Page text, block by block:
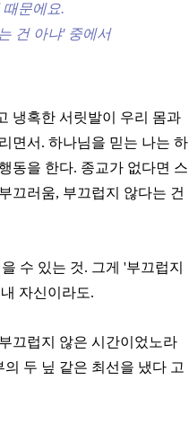
때문에요.
건 아냐' 중에서
냉혹한 서릿발이 우리 몸과
면서. 하나님을 믿는 나는 하
동을 한다. 종교가 없다면 스
끄러움, 부끄럽지 않다는 건
수 있는 것. 그게 '부끄럽지
자신이라도.
끄럽지 않은 시간이었노라
두 닢 같은 최선을 냈다 고